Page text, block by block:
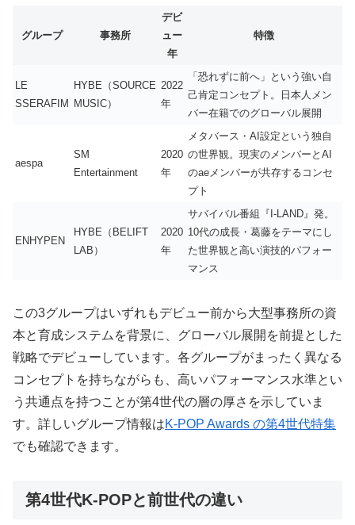
グループ 事務所
デビ
ュー
年
特徴
LE
SSERAFIM
HYBE（SOURCE
MUSIC）
2022
年
「恐れずに前へ」という強い自
己肯定コンセプト。日本人メン
バー在籍でのグローバル展開
aespa
SM
Entertainment
2020
年
メタバース・AI設定という独自
の世界観。現実のメンバーとAI
のaeメンバーが共存するコンセ
プト
ENHYPEN
HYBE（BELIFT
LAB）
2020
年
サバイバル番組『I-LAND』発。
10代の成長・葛藤をテーマにし
た世界観と高い演技的パフォー
マンス
この3グループはいずれもデビュー前から大型事務所の資
本と育成システムを背景に、グローバル展開を前提とした
戦略でデビューしています。各グループがまったく異なる
コンセプトを持ちながらも、高いパフォーマンス水準とい
う共通点を持つことが第4世代の層の厚さを示していま
す。詳しいグループ情報はK-POP Awards の第4世代特集
でも確認できます。
第4世代K-POPと前世代の違い